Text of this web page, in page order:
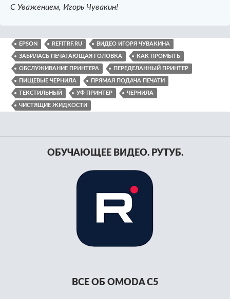
С Уважением, Игорь Чувакин!
EPSON REFITRF.RU ВИДЕО ИГОРЯ ЧУВАКИНА
ЗАБИЛАСЬ ПЕЧАТАЮЩАЯ ГОЛОВКА КАК ПРОМЫТЬ
ОБСЛУЖИВАНИЕ ПРИНТЕРА ПЕРЕДЕЛАННЫЙ ПРИНТЕР
ПИЩЕВЫЕ ЧЕРНИЛА ПРЯМАЯ ПОДАЧА ПЕЧАТИ
ТЕКСТИЛЬНЫЙ УФ ПРИНТЕР ЧЕРНИЛА
ЧИСТЯЩИЕ ЖИДКОСТИ
ОБУЧАЮЩЕЕ ВИДЕО. РУТУБ.
ВСЕ ОБ OMODA C5